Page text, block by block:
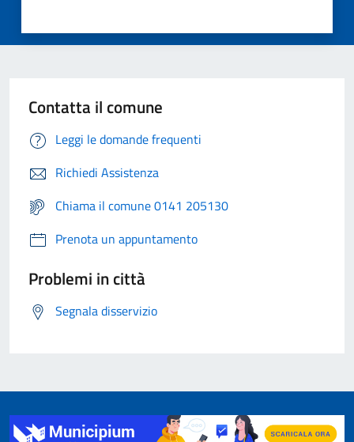
Contatta il comune
Leggi le domande frequenti
Richiedi Assistenza
Chiama il comune 0141 205130
Prenota un appuntamento
Problemi in città
Segnala disservizio